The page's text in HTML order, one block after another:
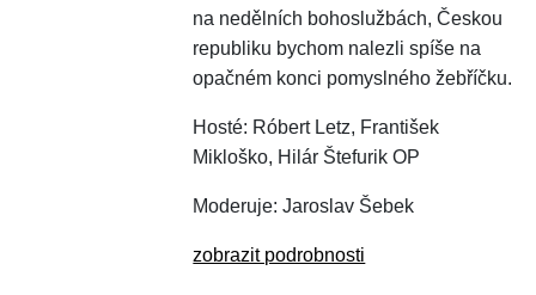
na nedělních bohoslužbách, Českou
republiku bychom nalezli spíše na
opačném konci pomyslného žebříčku.
Hosté: Róbert Letz, František
Mikloško, Hilár Štefurik OP
Moderuje: Jaroslav Šebek
zobrazit podrobnosti